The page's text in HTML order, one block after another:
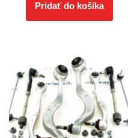
Pridať do košíka